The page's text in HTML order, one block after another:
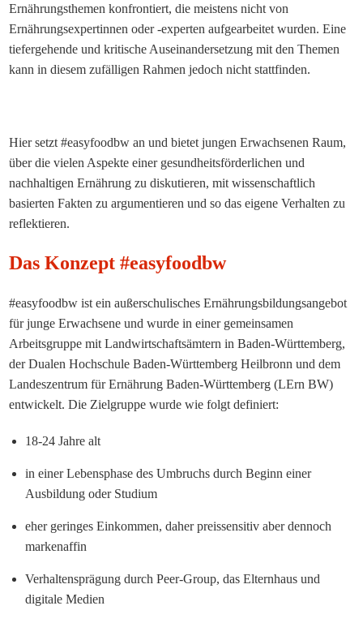
Ernährungsthemen konfrontiert, die meistens nicht von
Ernährungsexpertinnen oder -experten aufgearbeitet wurden. Eine
tiefergehende und kritische Auseinandersetzung mit den Themen
kann in diesem zufälligen Rahmen jedoch nicht stattfinden.
Hier setzt #easyfoodbw an und bietet jungen Erwachsenen Raum,
über die vielen Aspekte einer gesundheitsförderlichen und
nachhaltigen Ernährung zu diskutieren, mit wissenschaftlich
basierten Fakten zu argumentieren und so das eigene Verhalten zu
reflektieren.
Das Konzept #easyfoodbw
#easyfoodbw ist ein außerschulisches Ernährungsbildungsangebot
für junge Erwachsene und wurde in einer gemeinsamen
Arbeitsgruppe mit Landwirtschaftsämtern in Baden-Württemberg,
der Dualen Hochschule Baden-Württemberg Heilbronn und dem
Landeszentrum für Ernährung Baden-Württemberg (LErn BW)
entwickelt. Die Zielgruppe wurde wie folgt definiert:
18-24 Jahre alt
in einer Lebensphase des Umbruchs durch Beginn einer
Ausbildung oder Studium
eher geringes Einkommen, daher preissensitiv aber dennoch
markenaffin
Verhaltensprägung durch Peer-Group, das Elternhaus und
digitale Medien